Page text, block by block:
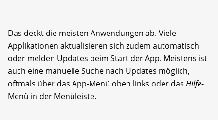
Das deckt die meisten Anwendungen ab. Viele
Applikationen aktualisieren sich zudem automatisch
oder melden Updates beim Start der App. Meistens ist
auch eine manuelle Suche nach Updates möglich,
oftmals über das App-Menü oben links oder das Hilfe-
Menü in der Menüleiste.